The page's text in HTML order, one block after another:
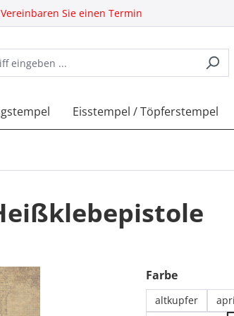
Vereinbaren Sie einen Termin
Eisstempel / Töpferstempel
Farbeauswählen
altkupfer